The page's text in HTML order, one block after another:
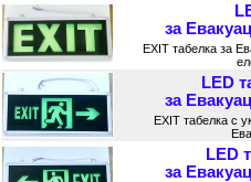
за
EXIT табелка за
LED
за
EXIT табелка с
LED
за